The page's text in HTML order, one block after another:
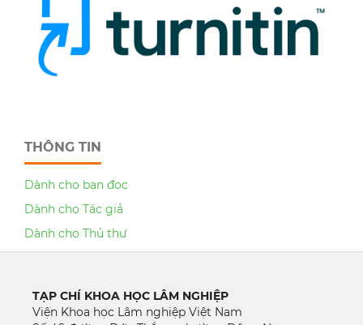
THÔNG TIN
Dành cho bạn đọc
Dành cho Tác giả
Dành cho Thủ thư
TẠP CHÍ KHOA HỌC LÂM NGHIỆP
Viện Khoa học Lâm nghiệp Việt Nam